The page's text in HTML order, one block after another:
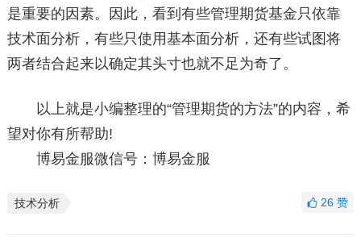
是重要的因素。因此，看到有些管理期货基金只依靠
技术面分析，有些只使用基本面分析，还有些试图将
两者结合起来以确定其头寸也就不足为奇了。
以上就是小编整理的“管理期货的方法”的内容，希
望对你有所帮助!
博易金服微信号：博易金服
技术分析 26赞